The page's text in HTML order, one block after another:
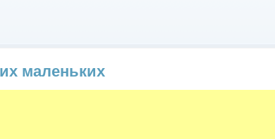
маленьких